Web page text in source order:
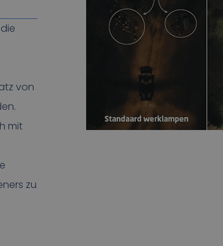
von
mit
zu